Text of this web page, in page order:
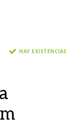
HAY EXISTENCIAS